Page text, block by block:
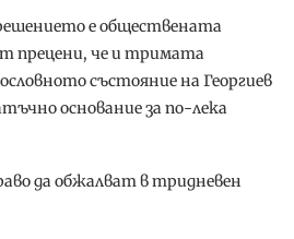
е обществената
прецени, че и тримата
състояние на Георгиев
основание за по-лека
да обжалват в тридневен